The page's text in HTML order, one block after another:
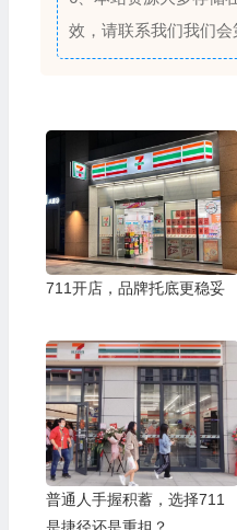
效，请联系我们我们会
711开店，品牌托底更稳妥
普通人手握积蓄，选择711